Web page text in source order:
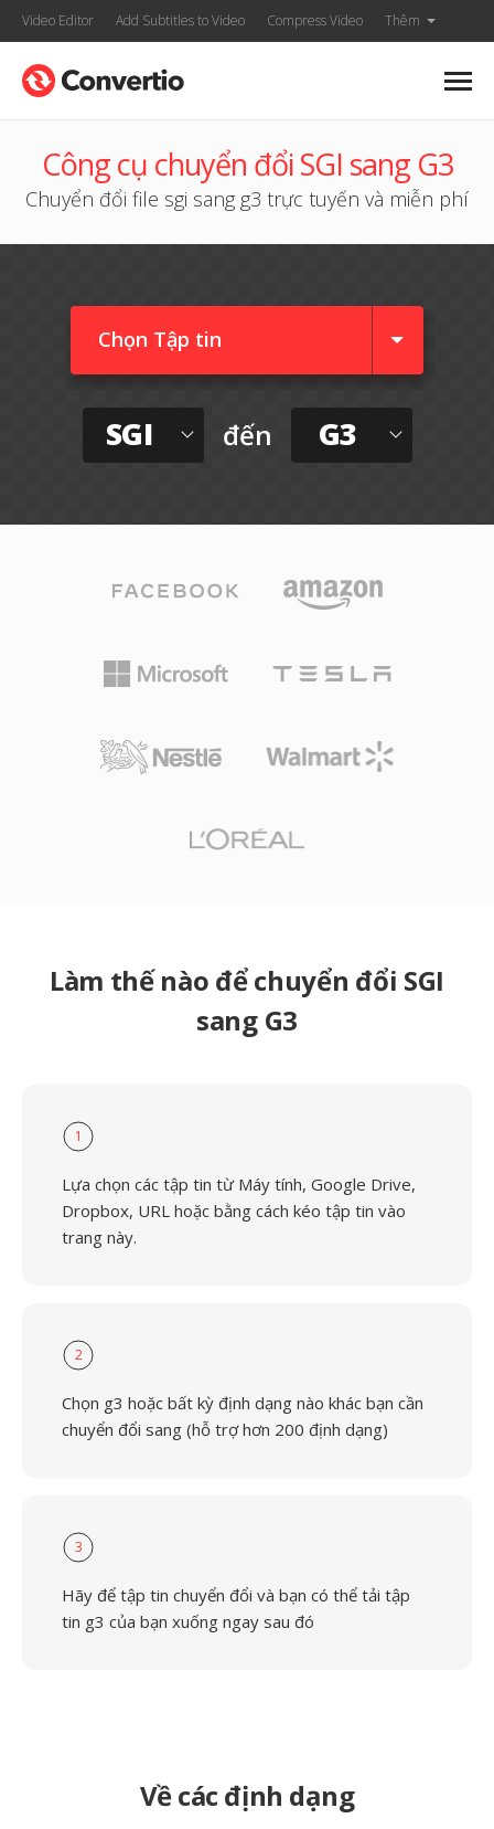
Video Editor Add Subtitles to Video Compress Video Thêm
Công cụ chuyển đổi SGI sang G3
Chuyển đổi file sgi sang g3 trực tuyến và miễn phí
Chọn Tập tin
SGI đến G3
Làm thế nào để chuyển đổi SGI
sang G3
1
Lựa chọn các tập tin từ Máy tính, Google Drive,
Dropbox, URL hoặc bằng cách kéo tập tin vào
trang này.
2
Chọn g3 hoặc bất kỳ định dạng nào khác bạn cần
chuyển đổi sang (hỗ trợ hơn 200 định dạng)
3
Hãy để tập tin chuyển đổi và bạn có thể tải tập
tin g3 của bạn xuống ngay sau đó
Về các định dạng